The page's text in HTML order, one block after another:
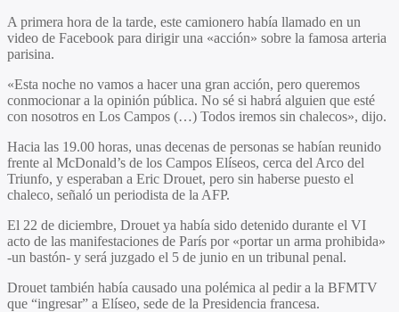
A primera hora de la tarde, este camionero había llamado en un
video de Facebook para dirigir una «acción» sobre la famosa arteria
parisina.
«Esta noche no vamos a hacer una gran acción, pero queremos
conmocionar a la opinión pública. No sé si habrá alguien que esté
con nosotros en Los Campos (…) Todos iremos sin chalecos», dijo.
Hacia las 19.00 horas, unas decenas de personas se habían reunido
frente al McDonald’s de los Campos Elíseos, cerca del Arco del
Triunfo, y esperaban a Eric Drouet, pero sin haberse puesto el
chaleco, señaló un periodista de la AFP.
El 22 de diciembre, Drouet ya había sido detenido durante el VI
acto de las manifestaciones de París por «portar un arma prohibida»
-un bastón- y será juzgado el 5 de junio en un tribunal penal.
Drouet también había causado una polémica al pedir a la BFMTV
que “ingresar” a Elíseo, sede de la Presidencia francesa.